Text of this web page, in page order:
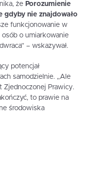
że Porozumienie
gdyby nie znajdowało
funkcjonowanie w
osób o umiarkowanie
– wskazywał.
potencjał
samodzielnie. „Ale
Zjednoczonej Prawicy.
to prawie na
środowiska